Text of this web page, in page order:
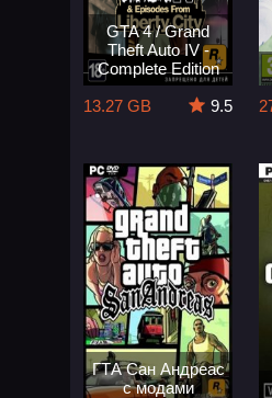
GTA 4 / Grand
Theft Auto IV -
Complete Edition
13.27 GB
9.5
ГТА Сан Андреас
с модами